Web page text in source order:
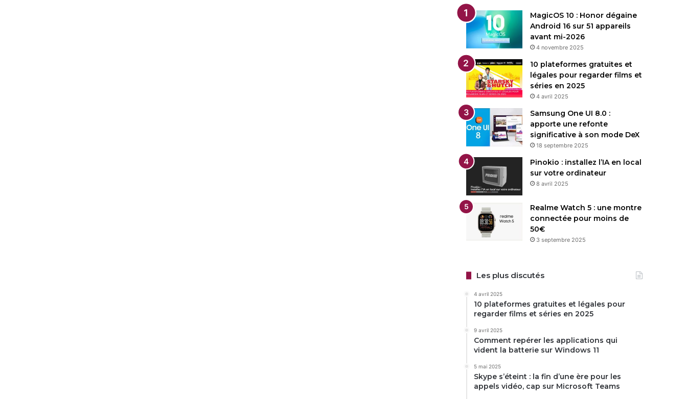
MagicOS 10 : Honor dégaine
Android 16 sur 51 appareils
avant mi-2026
4 novembre 2025
10 plateformes gratuites et
légales pour regarder films et
séries en 2025
4 avril 2025
Samsung One UI 8.0 :
apporte une refonte
significative à son mode DeX
18 septembre 2025
Pinokio : installez l’IA en local
sur votre ordinateur
8 avril 2025
Realme Watch 5 : une montre
connectée pour moins de
50€
3 septembre 2025
Les plus discutés
4 avril 2025
10 plateformes gratuites et légales pour
regarder films et séries en 2025
9 avril 2025
Comment repérer les applications qui
vident la batterie sur Windows 11
5 mai 2025
Skype s’éteint : la fin d’une ère pour les
appels vidéo, cap sur Microsoft Teams